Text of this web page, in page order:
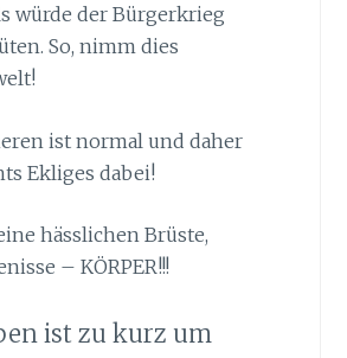
würde der Bürgerkrieg
So, nimm dies
ist normal und daher
Ekliges dabei!
hässlichen Brüste,
– KÖRPER!!!
ist zu kurz um